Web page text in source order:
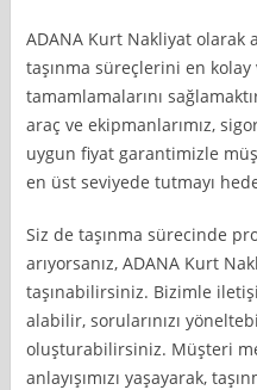
ADANA Kurt Nakliyat olarak
taşınma süreçlerini en
tamamlamalarını
araç ve ekipmanlarımız,
uygun fiyat garantimizle
en üst seviyede tutmayı
Siz de taşınma sürecinde
arıyorsanız, ADANA Kurt
taşınabilirsiniz. Bizimle
alabilir, sorularınızı
oluşturabilirsiniz. Müşteri
anlayışımızı yaşayarak,